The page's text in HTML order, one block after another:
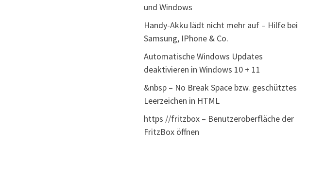
und Windows
Handy-Akku lädt nicht mehr auf – Hilfe bei
Samsung, IPhone & Co.
Automatische Windows Updates
deaktivieren in Windows 10 + 11
&nbsp – No Break Space bzw. geschütztes
Leerzeichen in HTML
https //fritzbox – Benutzeroberfläche der
FritzBox öffnen